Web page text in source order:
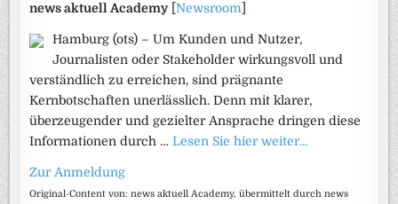
news aktuell Academy[Newsroom
Hamburg (ots) – Um Kunden und Nutzer,
Journalisten oder Stakeholder wirkungsvoll und
verständlich zu erreichen, sind prägnante
Kernbotschaften unerlässlich. Denn mit klarer,
überzeugender und gezielter Ansprache dringen diese
Informationen durch …Lesen Sie hier weiter…
Zur Anmeldung
Original-Content von: news aktuell Academy, übermittelt durch news